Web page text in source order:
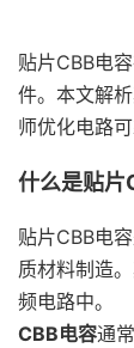
贴片CBB电
件。本文解
师优化电路可
什么是贴片
贴片CBB电
质材料制造
频电路中。
CBB电容通